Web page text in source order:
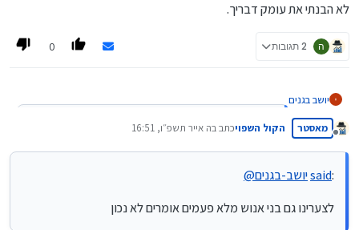
לא הבנתי את עומק דבריך.
ה 2 תגובות 0
יושב בגנים
@ששששששsaid:
הAI מלא פעמים לא אומר נכון
לצערינו גם בני אנוש מלא פעמים אומרים לא נכון
@השומרsaid:
מנותק
מאסטר הקול השפויכתב בה אייר תשפ״ו, 16:51
נערך לאחרונה על ידי
@יושב-בגניםsaid:
לצערינו גם בני אנוש מלא פעמים אומרים לא נכון